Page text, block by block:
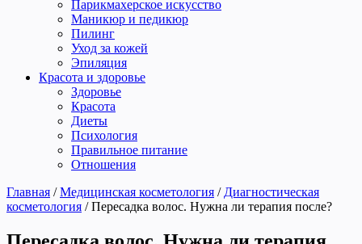
Парикмахерское искусство
Маникюр и педикюр
Пилинг
Уход за кожей
Эпиляция
Красота и здоровье
Здоровье
Красота
Диеты
Психология
Правильное питание
Отношения
Главная / Медицинская косметология / Диагностическая
косметология / Пересадка волос. Нужна ли терапия после?